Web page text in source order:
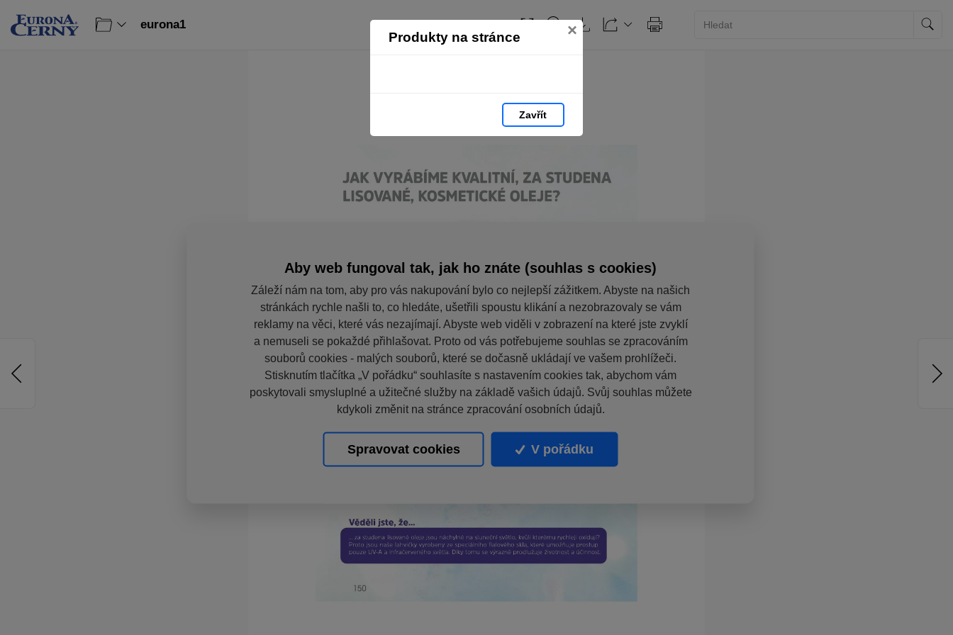
Produkty na stránce ×
Zavřít
eurona1
Aby web fungoval tak, jak ho znáte (souhlas s cookies)
Záleží nám na tom, aby pro vás nakupování bylo co nejlepší zážitkem. Abyste na našich
stránkách rychle našli to, co hledáte, ušetřili spoustu klikání a nezobrazovaly se vám
reklamy na věci, které vás nezajímají. Abyste web viděli v zobrazení na které jste zvyklí
a nemuseli se pokaždé přihlašovat. Proto od vás potřebujeme souhlas se zpracováním
souborů cookies - malých souborů, které se dočasně ukládají ve vašem prohlížeči.
Stisknutím tlačítka „V pořádku“ souhlasíte s nastavením cookies tak, abychom vám
poskytovali smysluplné a užitečné služby na základě vašich údajů. Svůj souhlas můžete
kdykoli změnit na stránce zpracování osobních údajů.
Spravovat cookies V pořádku